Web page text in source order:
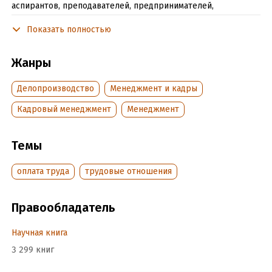
аспирантов, преподавателей, предпринимателей,
кого интересует данная тема.
Подробная информация
Дата написания:1 января 2009
Объем:402832
Показать полностью
Жанры
Делопроизводство
Менеджмент и кадры
Кадровый менеджмент
Менеджмент
Темы
оплата труда трудовые отношения
Правообладатель
Научная книга
3 299 книг